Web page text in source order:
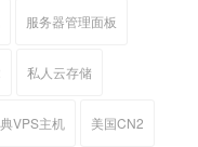
服务器管理面板
私人云存储
VPS主机 美国CN2